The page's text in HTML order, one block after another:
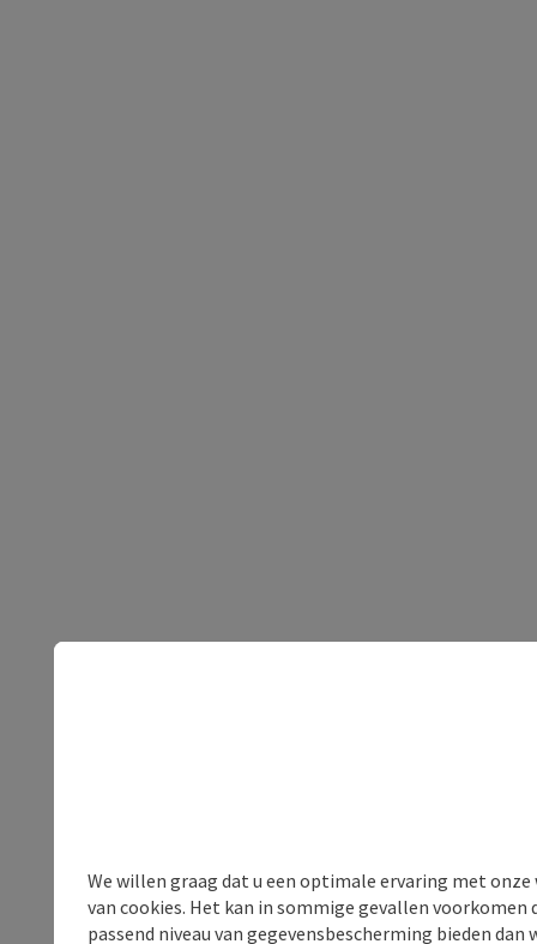
We willen graag dat u een optimale ervaring met
van cookies. Het kan in sommige gevallen voorkomen
passend niveau van gegevensbescherming bieden